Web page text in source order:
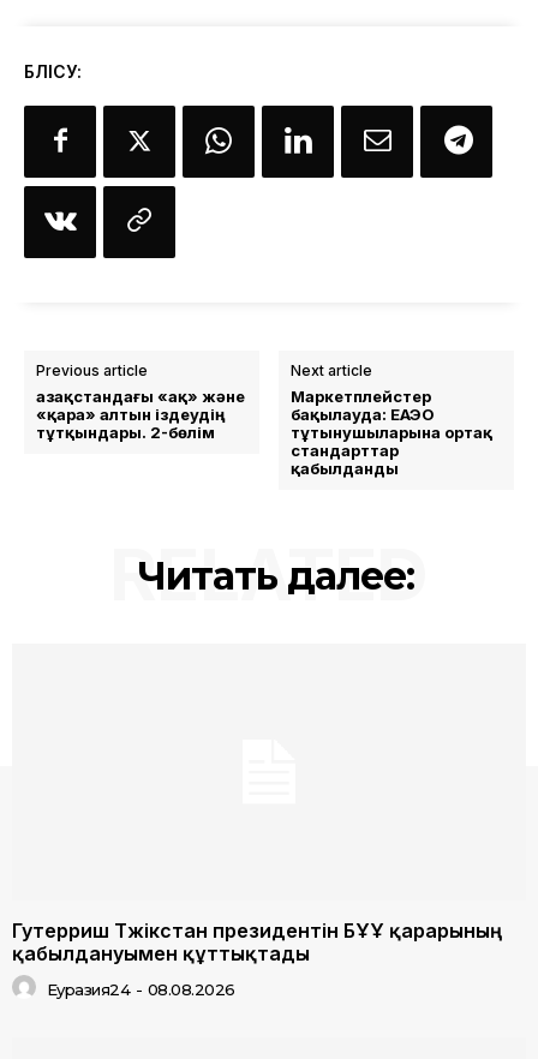
БӨЛІСУ:
Previous article
Қазақстандағы «ақ» және
«қара» алтын іздеудің
тұтқындары. 2-бөлім
Next article
Маркетплейстер
бақылауда: ЕАЭО
тұтынушыларына ортақ
стандарттар
қабылданды
Читать далее:
RELATED
Гутерриш Тәжікстан президентін БҰҰ қарарының
қабылдануымен құттықтады
Еуразия24 - 08.08.2026